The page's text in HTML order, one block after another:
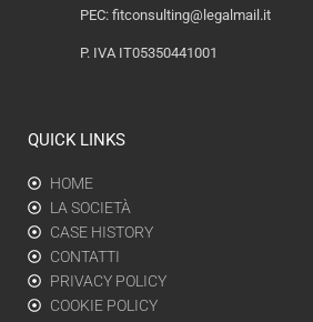
PEC: fitconsulting@legalmail.it
P. IVA IT05350441001
QUICK LINKS
HOME
LA SOCIETÀ
CASE HISTORY
CONTATTI
PRIVACY POLICY
COOKIE POLICY